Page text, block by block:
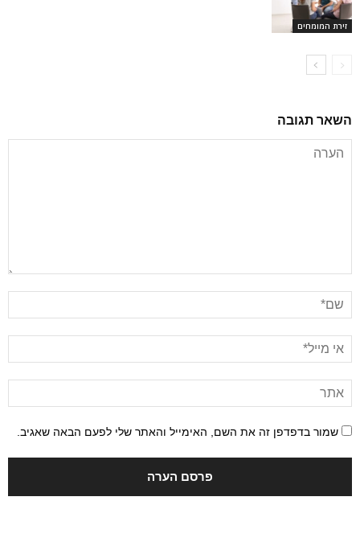
זירת המומחים
השאר תגובה
שמור בדפדפן זה את השם, האימייל והאתר שלי לפעם הבאה שאגיב.